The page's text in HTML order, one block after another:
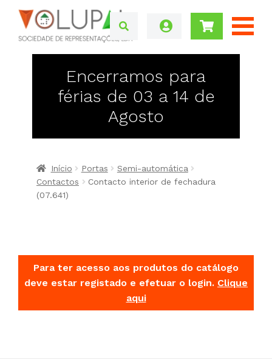
Encerramos para
férias de 03 a 14 de
Agosto
Início Portas
Semi-automática
Contactos
Contacto interior de fechadura
(07.641)
Para ter acesso aos produtos do catálogo
deve estar registado e efetuar o login. Clique
aqui